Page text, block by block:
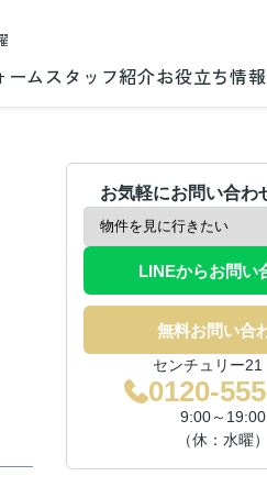
ーム スタッフ紹介お役立ち情報
お気軽にお問い合わ
LINEからお問い
無料お問い合
センチュリー
0120-
9:00～19:00
（休：水曜）